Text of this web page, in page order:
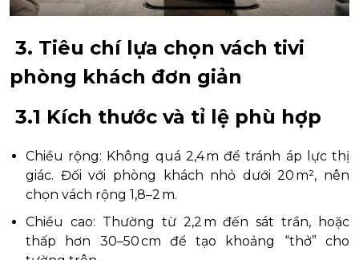
3. Tiêu chí lựa chọn vách tivi
phòng khách đơn giản
3.1 Kích thước và tỉ lệ phù hợp
Chiều rộng: Không quá 2,4 m để tránh áp lực thị
giác. Đối với phòng khách nhỏ dưới 20 m², nên
chọn vách rộng 1,8–2 m.
Chiều cao: Thường từ 2,2 m đến sát trần, hoặc
thấp hơn 30–50 cm để tạo khoảng “thở” cho